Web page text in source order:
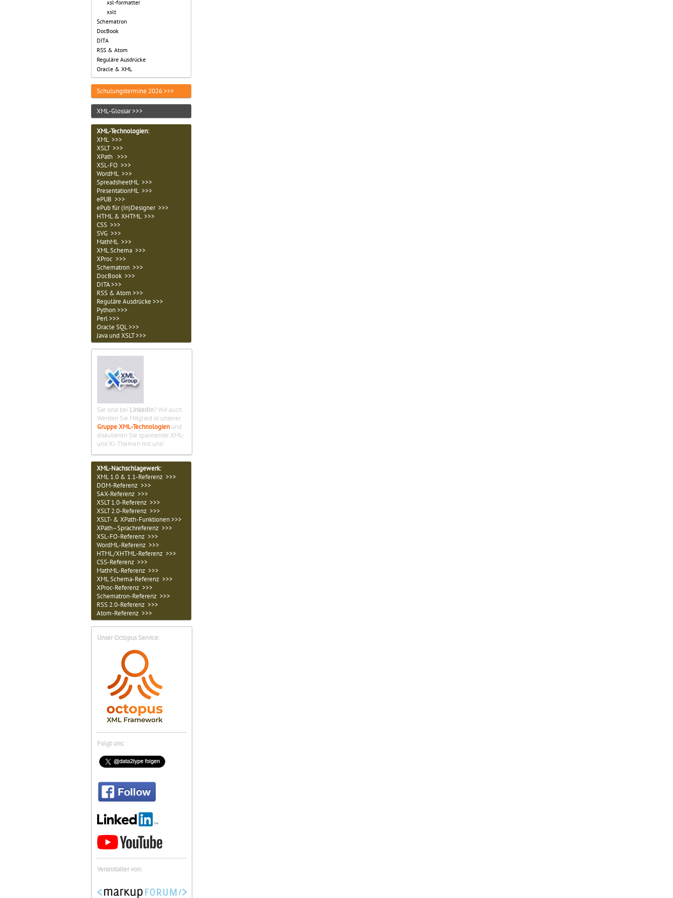
xsl-formatter
xslt
Schematron
DocBook
DITA
RSS & Atom
Reguläre Ausdrücke
Oracle & XML
Schulungstermine 2026 >>>
XML-Glossar >>>
XML-Technologien:
XML >>>
XSLT >>>
XPath >>>
XSL-FO >>>
WordML >>>
SpreadsheetML >>>
PresentationML >>>
ePUB >>>
ePub für (In)Designer >>>
HTML & XHTML >>>
CSS >>>
SVG >>>
MathML >>>
XML Schema >>>
XProc >>>
Schematron >>>
DocBook >>>
DITA >>>
RSS & Atom >>>
Reguläre Ausdrücke >>>
Python >>>
Perl >>>
Oracle SQL >>>
Java und XSLT >>>
Sie sind bei LinkedIn? Wir auch.
Werden Sie Mitglied in unserer
Gruppe XML-Technologien und
diskutieren Sie spannende XML-
und KI-Themen mit uns!
XML-Nachschlagewerk:
XML 1.0 & 1.1-Referenz >>>
DOM-Referenz >>>
SAX-Referenz >>>
XSLT 1.0-Referenz >>>
XSLT 2.0-Referenz >>>
XSLT- & XPath-Funktionen >>>
XPath–Sprachreferenz >>>
XSL-FO-Referenz >>>
WordML-Referenz >>>
HTML/XHTML-Referenz >>>
CSS-Referenz >>>
MathML-Referenz >>>
XML Schema-Referenz >>>
XProc-Referenz >>>
Schematron-Referenz >>>
RSS 2.0-Referenz >>>
Atom-Referenz >>>
Unser Octopus Service:
Folgt uns:
Veranstalter von: